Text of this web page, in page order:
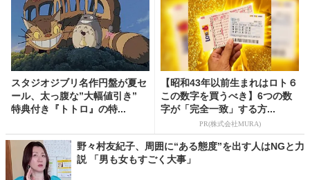
スタジオジブリ名作円盤が夏セ
ール、太っ腹な”大幅値引き”
特典付き『トトロ』の特...
【昭和43年以前生まれはロト６
この数字を買うべき】6つの数
字が「完全一致」する方...
PR(株式会社MURA)
野々村友紀子、周囲に“ある態度”を出す人はNGと力
説 「男も女もすごく大事」